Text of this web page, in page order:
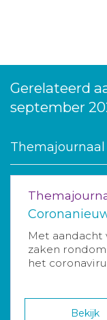
Gerelateerd
september
Themajournaal
Met aandacht
zaken
het
Bekijk